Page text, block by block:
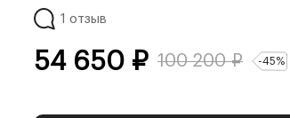
1 отзыв
54 650 ₽ 100 200₽ -45%